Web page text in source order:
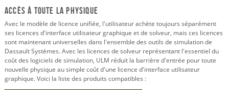
Accès à toute la physique
Avec le modèle de licence unifiée, l'utilisateur achète toujours séparément
ses licences d'interface utilisateur graphique et de solveur, mais ces licences
sont maintenant universelles dans l'ensemble des outils de simulation de
Dassault Systèmes. Avec les licences de solveur représentant l'essentiel du
coût des logiciels de simulation, ULM réduit la barrière d'entrée pour toute
nouvelle physique au simple coût d'une licence d'interface utilisateur
graphique. Voici la liste des produits compatibles :